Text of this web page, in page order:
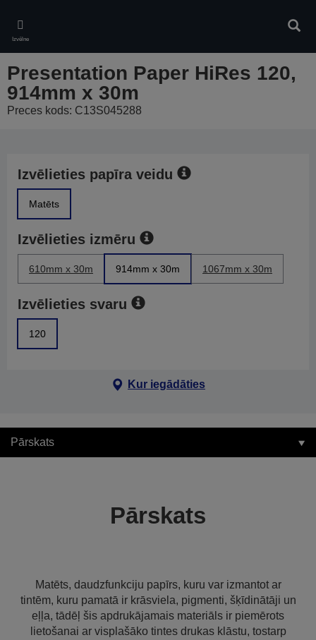
main
content
Izvēlne
Presentation Paper HiRes 120,
914mm x 30m
Preces kods: C13S045288
Izvēlieties papīra veidu
Matēts
Izvēlieties izmēru
610mm x 30m 914mm x 30m 1067mm x 30m
Izvēlieties svaru
120
Kur iegādāties
Pārskats
Pārskats
Matēts, daudzfunkciju papīrs, kuru var izmantot ar
tintēm, kuru pamatā ir krāsviela, pigmenti, šķīdinātāji un
eļļa, tādēļ šis apdrukājamais materiāls ir piemērots
lietošanai ar visplašāko tintes drukas klāstu, tostarp